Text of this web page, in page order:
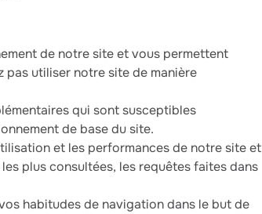
de notre site et vous permettent
pas utiliser notre site de manière
qui sont susceptibles
de base du site.
et les performances de notre site et
plus consultées, les requêtes faites dans
habitudes de navigation dans le but de